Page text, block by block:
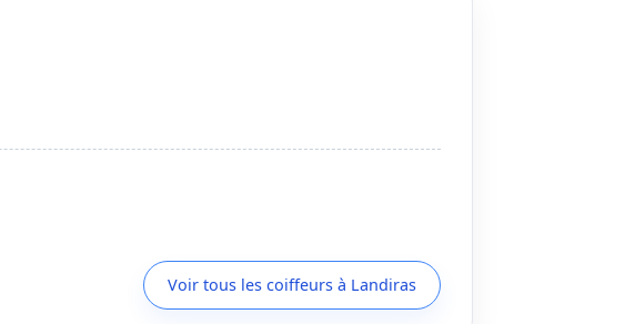
Voir tous les coiffeurs à Landiras